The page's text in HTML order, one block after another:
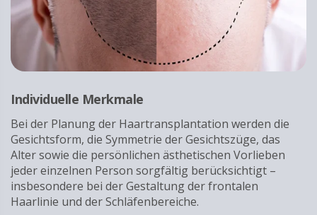
Individuelle Merkmale
Bei der Planung der Haartransplantation werden die
Gesichtsform, die Symmetrie der Gesichtszüge, das
Alter sowie die persönlichen ästhetischen Vorlieben
jeder einzelnen Person sorgfältig berücksichtigt –
insbesondere bei der Gestaltung der frontalen
Haarlinie und der Schläfenbereiche.